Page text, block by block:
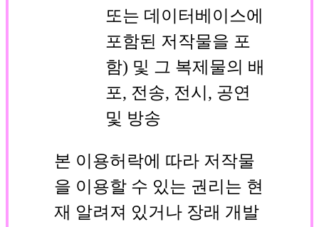
또는 데이터베이스에
포함된 저작물을 포
함) 및 그 복제물의 배
포, 전송, 전시, 공연
및 방송
본 이용허락에 따라 저작물
을 이용할 수 있는 권리는 현
재 알려져 있거나 장래 개발